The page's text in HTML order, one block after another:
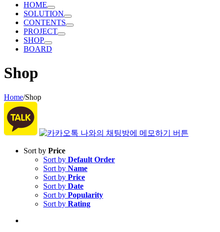
HOME
SOLUTION
CONTENTS
PROJECT
SHOP
BOARD
Shop
Home/Shop
Sort by Price
Sort by Default Order
Sort by Name
Sort by Price
Sort by Date
Sort by Popularity
Sort by Rating